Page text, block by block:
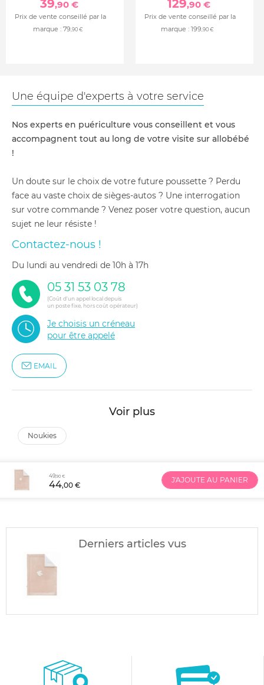
39,90 €
Prix de vente conseillé par la
marque : 79,90 €
129,90 €
Prix de vente conseillé par la
marque : 199,90 €
Une équipe d'experts à votre service
Nos experts en puériculture vous conseillent et vous
accompagnent tout au long de votre visite sur allobébé
!
Un doute sur le choix de votre future poussette ? Perdu
face au vaste choix de sièges-autos ? Une interrogation
sur votre commande ? Venez poser votre question, aucun
sujet ne leur résiste !
Contactez-nous !
du lundi au vendredi de 10h à 17h
05 31 53 03 78
(Coût d'un appel local depuis
un poste fixe, hors coût opérateur)
Je choisis un créneau
pour être appelé
EMAIL
Voir plus
noukies
49,90 €
44,00 €
J'AJOUTE AU PANIER
Derniers articles vus